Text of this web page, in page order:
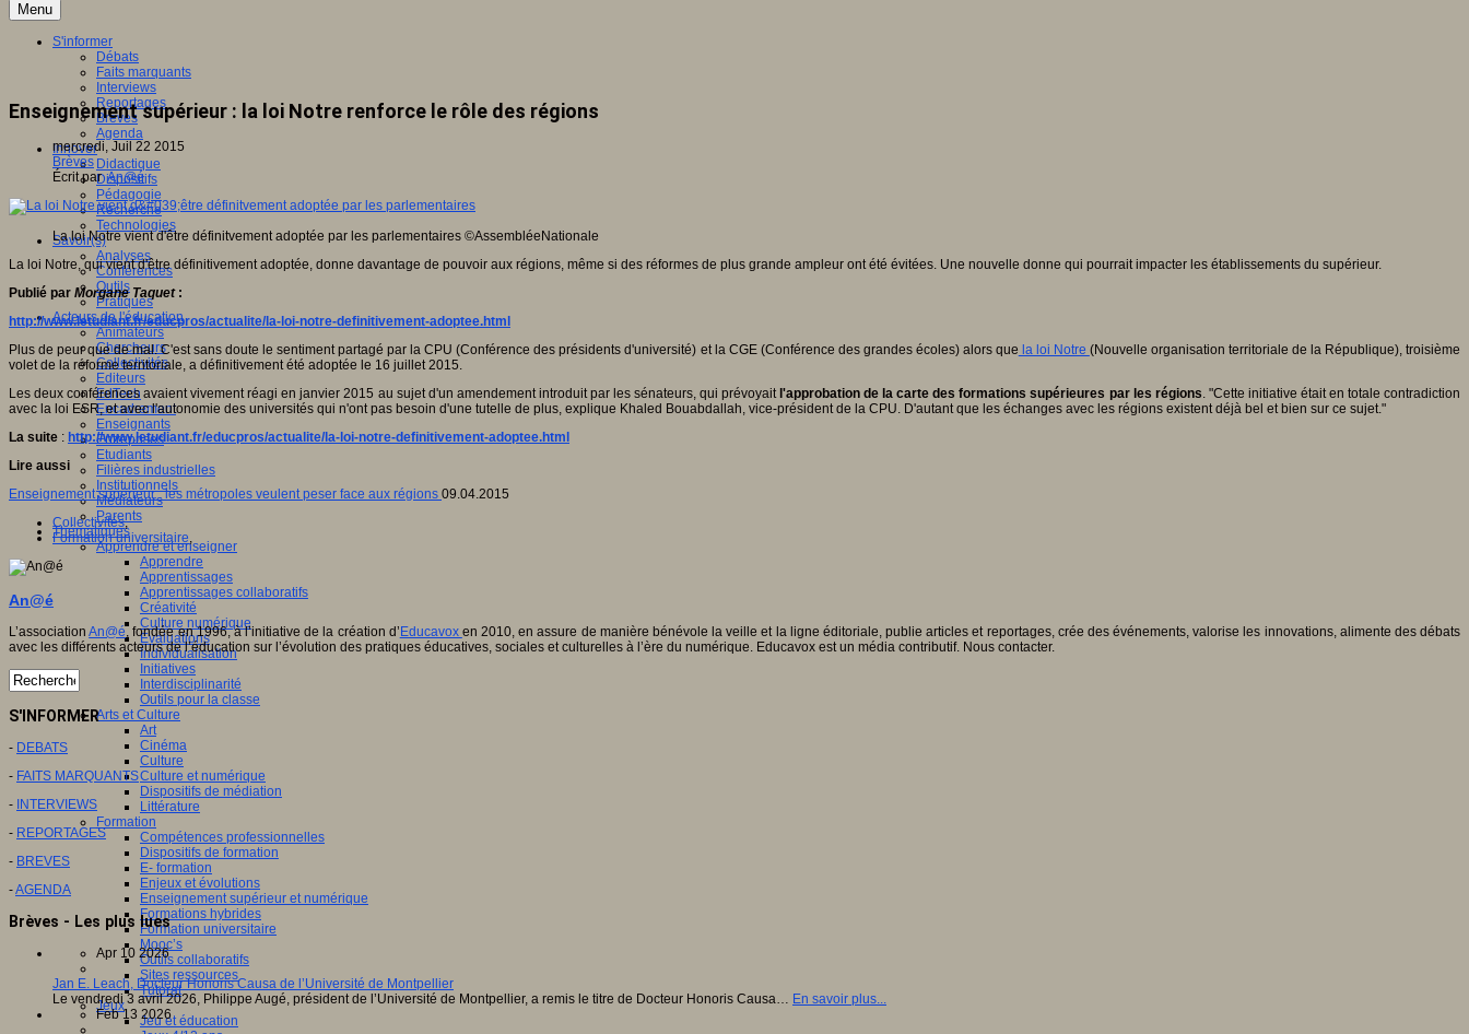
Menu
S'informer
Débats
Faits marquants
Interviews
Reportages
Brèves
Agenda
Innover
Didactique
Dispositifs
Pédagogie
Recherche
Technologies
Savoir(s)
Analyses
Conférences
Outils
Pratiques
Acteurs de l'éducation
Animateurs
Chercheurs
Collectivités
Editeurs
EdTech
Encadrement
Enseignants
Entreprises
Etudiants
Filières industrielles
Institutionnels
Médiateurs
Parents
Thématiques
Apprendre et enseigner
Apprendre
Apprentissages
Apprentissages collaboratifs
Créativité
Culture numérique
Evaluations
Individualisation
Initiatives
Interdisciplinarité
Outils pour la classe
Arts et Culture
Art
Cinéma
Culture
Culture et numérique
Dispositifs de médiation
Littérature
Formation
Compétences professionnelles
Dispositifs de formation
E- formation
Enjeux et évolutions
Enseignement supérieur et numérique
Formations hybrides
Formation universitaire
Mooc’s
Outils collaboratifs
Sites ressources
Tutorat
Jeux
Jeu et éducation
Enseignement supérieur : la loi Notre renforce le rôle des régions
mercredi, Juil 22 2015
Brèves
Écrit parAn@é
La loi Notre vient d'être définitvement adoptée par les parlementaires ©AssembléeNationale
La loi Notre, qui vient d'être définitivement adoptée, donne davantage de pouvoir aux régions, même si des réformes de plus grande ampleur ont été évitées. Une nouvelle donne qui pourrait impacter les établissements du supérieur.
Publié par Morgane Taquet :
http://www.letudiant.fr/educpros/actualite/la-loi-notre-definitivement-adoptee.html
Plus de peur que de mal. C'est sans doute le sentiment partagé par la CPU (Conférence des présidents d'université) et la CGE (Conférence des grandes écoles) alors que la loi Notre (Nouvelle organisation territoriale de la République), troisième
volet de la réforme territoriale, a définitivement été adoptée le 16 juillet 2015.
Les deux conférences avaient vivement réagi en janvier 2015 au sujet d'un amendement introduit par les sénateurs, qui prévoyaitl'approbation de la carte des formations supérieures par les régions. "Cette initiative était en totale contradiction
avec la loi ESR, et avec l'autonomie des universités qui n'ont pas besoin d'une tutelle de plus, explique Khaled Bouabdallah, vice-président de la CPU. D'autant que les échanges avec les régions existent déjà bel et bien sur ce sujet."
La suite : http://www.letudiant.fr/educpros/actualite/la-loi-notre-definitivement-adoptee.html
Lire aussi
Enseignement supérieur : les métropoles veulent peser face aux régions 09.04.2015
Collectivités,
Formation universitaire,
An@é
L’associationAn@é, fondée en 1996, à l’initiative de la création d’ Educavox en 2010, en assure de manière bénévole la veille et la ligne éditoriale, publie articles et reportages, crée des événements, valorise les innovations, alimente des débats
avec les différents acteurs de l’éducation sur l’évolution des pratiques éducatives, sociales et culturelles à l’ère du numérique. Educavox est un média contributif. Nous contacter.
S'INFORMER
- DEBATS
- FAITS MARQUANTS
- INTERVIEWS
- REPORTAGES
- BREVES
-AGENDA
Brèves - Les plus lues
Apr 10 2026
Jan E. Leach, Docteur Honoris Causa de l’Université de Montpellier
Le vendredi 3 avril 2026, Philippe Augé, président de l’Université de Montpellier, a remis le titre de Docteur Honoris Causa… En savoir plus...
Feb 13 2026